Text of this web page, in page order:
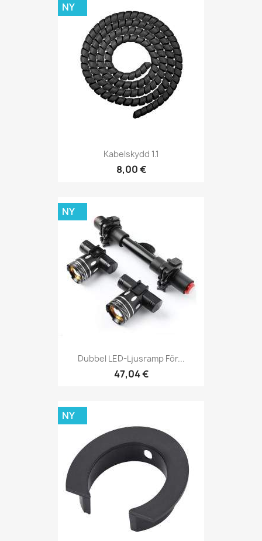
Kabelskydd 1.1
8,00 €
NY
Dubbel LED-Ljusramp För...
47,04 €
NY
NY